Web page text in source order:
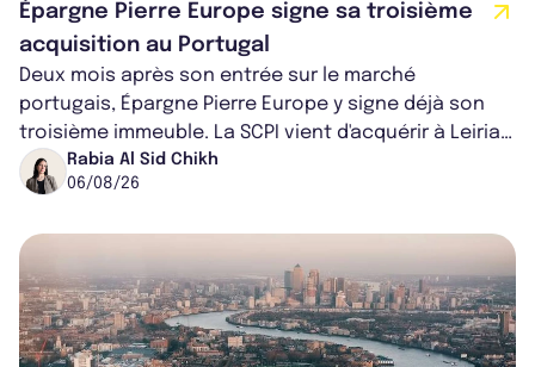
Épargne Pierre Europe signe sa troisième
acquisition au Portugal
Deux mois après son entrée sur le marché
portugais, Épargne Pierre Europe y signe déjà son
troisième immeuble. La SCPI vient d'acquérir à Leiria,
dans le centre du pays, un établis...
Rabia Al Sid Chikh
06/08/26